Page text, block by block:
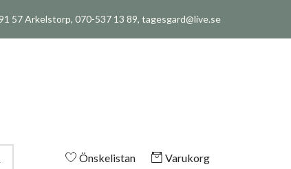
57 Arkelstorp, 070-537 13 89, tagesgard@live.se
Önskelistan Varukorg